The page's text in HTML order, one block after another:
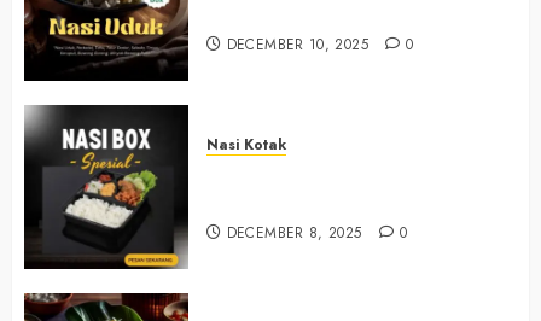
DECEMBER 10, 2025 0
Nasi Kotak
DECEMBER 8, 2025 0